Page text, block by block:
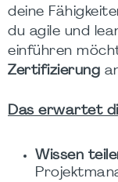
deine
du agile und
einführen
Zertifizierung
Das erwartet
Wissen